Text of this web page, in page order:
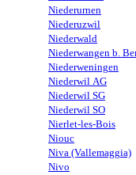
Niederurnen
Niederuzwil
Niederwald
Niederwangen b.
Niederweningen
Niederwil AG
Niederwil SG
Niederwil SO
Nierlet-les-Bois
Niouc
Niva (Vallemaggia)
Nivo